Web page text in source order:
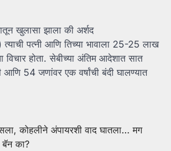
खुलासा झाला की अर्शद
पत्नी आणि तिच्या भावाला 25-25 लाख
विचार होता. सेबीच्या अंतिम आदेशात सात
आणि 54 जणांवर एक वर्षांची बंदी घालण्यात
कोहलीने अंपायरशी वाद घातला… मग
बॅन का?